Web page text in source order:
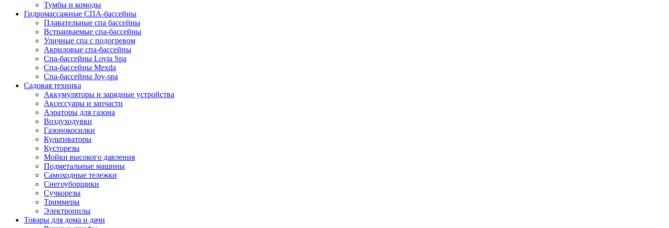
Тумбы и комоды
Гидромассажные СПА-бассейны
Плавательные спа бассейны
Встраиваемые спа-бассейны
Уличные спа с подогревом
Акриловые спа-бассейны
Спа-бассейны Lovia Spa
Спа-бассейны Mexda
Спа-бассейны Joy-spa
Садовая техника
Аккумуляторы и зарядные устройства
Аксессуары и запчасти
Аэраторы для газона
Воздуходувки
Газонокосилки
Культиваторы
Кусторезы
Мойки высокого давления
Подметальные машины
Самоходные тележки
Снегоуборщики
Сучкорезы
Триммеры
Электропилы
Товары для дома и дачи